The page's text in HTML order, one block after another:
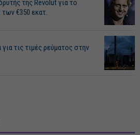
της Revolut για το
€350 εκατ.
τις τιμές ρεύματος στην